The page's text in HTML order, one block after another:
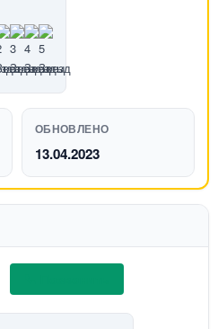
ОБНОВЛЕНО
13.04.2023